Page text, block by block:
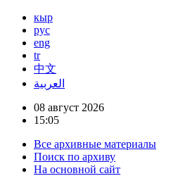
кыр
рус
eng
tr
中文
العربية
08 август 2026
15:05
Все архивные материалы
Поиск по архиву
На основной сайт